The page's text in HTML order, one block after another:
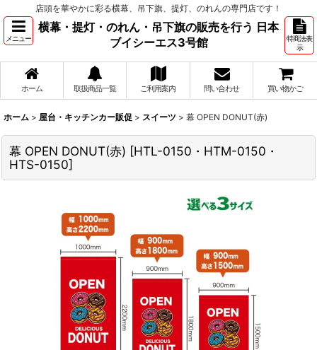
店頭を華やかに彩る横幕、吊下旗、提灯、のれんの専門店です！
メニュー
横幕・提灯・のれん・吊下旗の販売を行う 日本
ブイシーエス3号館
特商法表
示
ホーム 取扱商品一覧 ご利用案内 問い合わせ 買い物かご
ホーム > 屋台・キッチンカー販促 > スイーツ > 幕 OPEN DONUT(赤)
幕 OPEN DONUT(赤) [HTL-0150・HTM-0150・
HTS-0150]